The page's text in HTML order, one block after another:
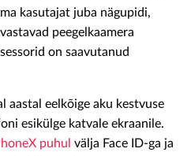
kasutajat juba nägupidi,
peegelkaamera
on saavutanud
aastal eelkõige aku kestvuse
esikülge katvale ekraanile.
puhul välja Face ID-ga ja